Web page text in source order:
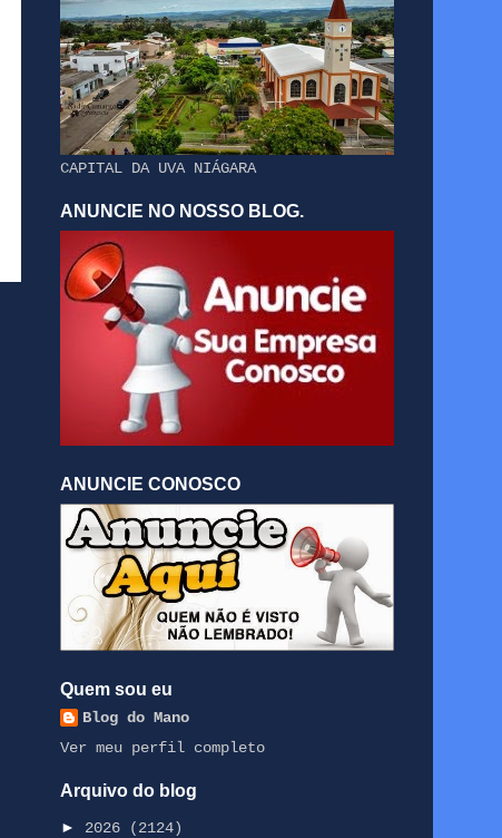
CAPITAL DA UVA NIÁGARA
ANUNCIE NO NOSSO BLOG.
ANUNCIE CONOSCO
Quem sou eu
Blog do Mano
Ver meu perfil completo
Arquivo do blog
► 2026
(2124)